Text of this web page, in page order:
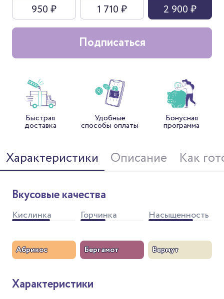
950 ₽ 1 710 ₽ 2 900 ₽
Подписаться
Быстрая
доставка
Удобные
способы оплаты
Бонусная
программа
Характеристики Описание Как
Вкусовые качества
Кислинка Горчинка Насыщенность
Абрикос Бергамот Вермут
Характеристики